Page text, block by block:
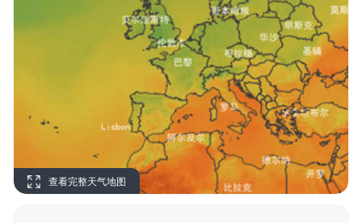
查看完整天气地图